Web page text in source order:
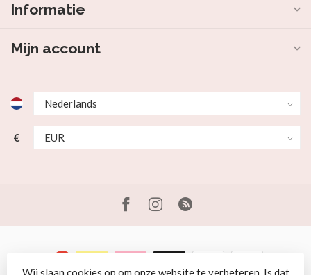
Informatie
Mijn account
€
Wij slaan cookies op om onze website te verbeteren. Is dat